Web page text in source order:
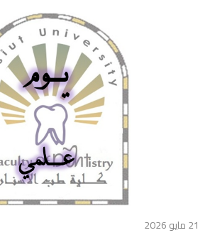
21 مايو 2026